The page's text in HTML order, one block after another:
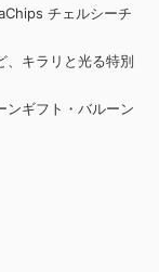
チェルシーチ
、キラリと光る特別
ンギフト・バルーン